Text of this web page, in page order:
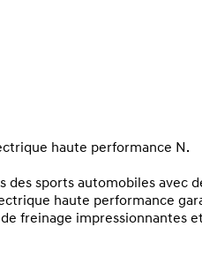
haute performance N.
des sports automobiles avec
haute performance
freinage impressionnantes